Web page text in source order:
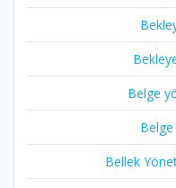
Belge
Bellek